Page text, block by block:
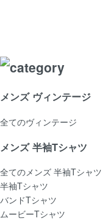
メンズ ヴィンテージ
全てのヴィンテージ
メンズ 半袖Tシャツ
全てのメンズ 半袖Tシャツ
半袖Tシャツ
バンドTシャツ
ムービーTシャツ